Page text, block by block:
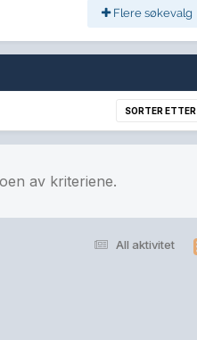
Flere søkevalg
SORTER ETTER
av kriteriene.
All aktivitet